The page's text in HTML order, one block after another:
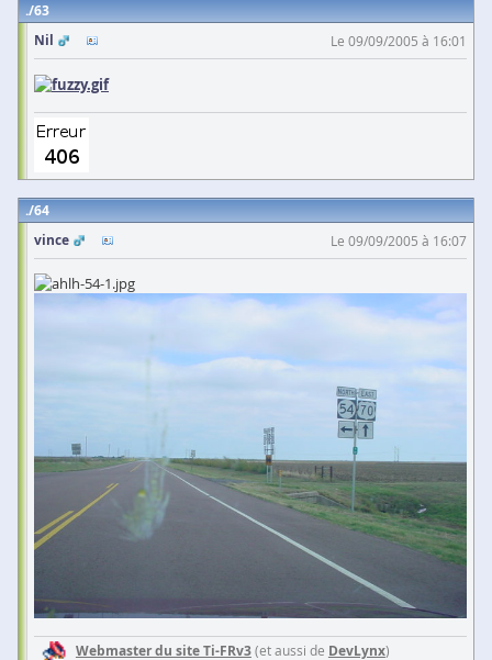
63
Nil
Le 09/09/2005 à 16:01
64
vince
Le 09/09/2005 à 16:07
Webmaster du site Ti-FRv3(et aussi de DevLynx)